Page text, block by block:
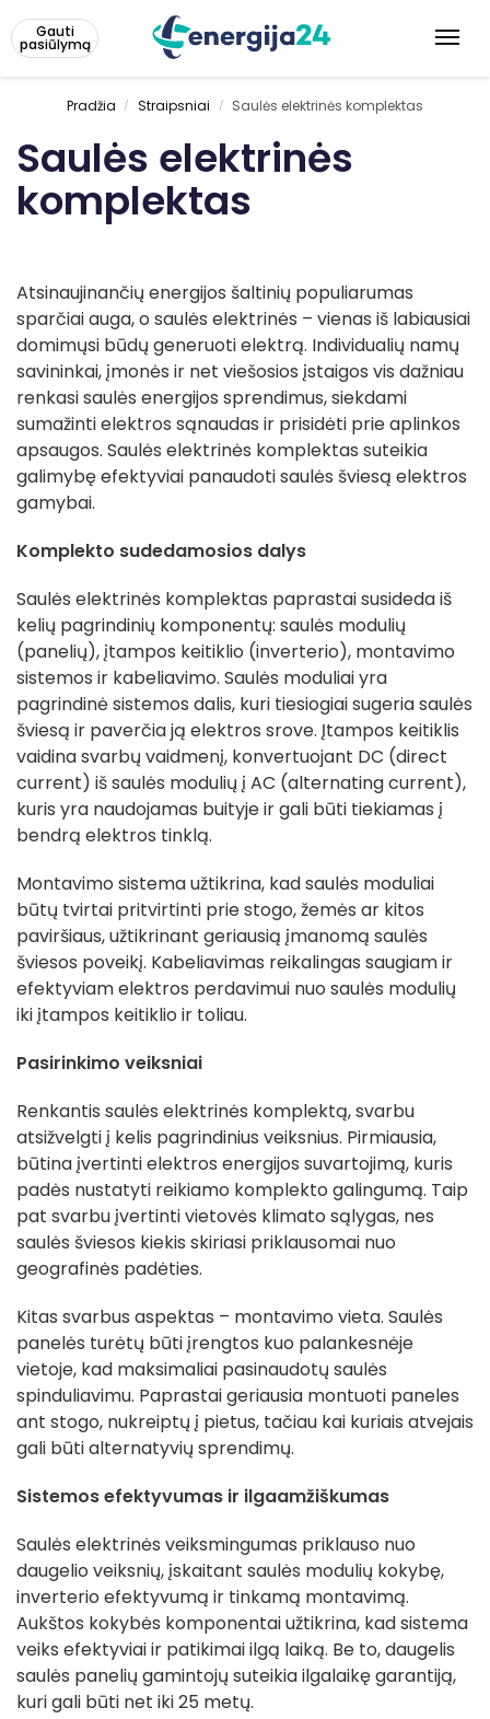
Gauti
pasiūlymą
Pradžia / Straipsniai / Saulės elektrinės komplektas
Saulės elektrinės
komplektas
Atsinaujinančių energijos šaltinių populiarumas
sparčiai auga, o saulės elektrinės – vienas iš labiausiai
domimųsi būdų generuoti elektrą. Individualių namų
savininkai, įmonės ir net viešosios įstaigos vis dažniau
renkasi saulės energijos sprendimus, siekdami
sumažinti elektros sąnaudas ir prisidėti prie aplinkos
apsaugos. Saulės elektrinės komplektas suteikia
galimybę efektyviai panaudoti saulės šviesą elektros
gamybai.
Komplekto sudedamosios dalys
Saulės elektrinės komplektas paprastai susideda iš
kelių pagrindinių komponentų: saulės modulių
(panelių), įtampos keitiklio (inverterio), montavimo
sistemos ir kabeliavimo. Saulės moduliai yra
pagrindinė sistemos dalis, kuri tiesiogiai sugeria saulės
šviesą ir paverčia ją elektros srove. Įtampos keitiklis
vaidina svarbų vaidmenį, konvertuojant DC (direct
current) iš saulės modulių į AC (alternating current),
kuris yra naudojamas buityje ir gali būti tiekiamas į
bendrą elektros tinklą.
Montavimo sistema užtikrina, kad saulės moduliai
būtų tvirtai pritvirtinti prie stogo, žemės ar kitos
paviršiaus, užtikrinant geriausią įmanomą saulės
šviesos poveikį. Kabeliavimas reikalingas saugiam ir
efektyviam elektros perdavimui nuo saulės modulių
iki įtampos keitiklio ir toliau.
Pasirinkimo veiksniai
Renkantis saulės elektrinės komplektą, svarbu
atsižvelgti į kelis pagrindinius veiksnius. Pirmiausia,
būtina įvertinti elektros energijos suvartojimą, kuris
padės nustatyti reikiamo komplekto galingumą. Taip
pat svarbu įvertinti vietovės klimato sąlygas, nes
saulės šviesos kiekis skiriasi priklausomai nuo
geografinės padėties.
Kitas svarbus aspektas – montavimo vieta. Saulės
panelės turėtų būti įrengtos kuo palankesnėje
vietoje, kad maksimaliai pasinaudotų saulės
spinduliavimu. Paprastai geriausia montuoti paneles
ant stogo, nukreiptų į pietus, tačiau kai kuriais atvejais
gali būti alternatyvių sprendimų.
Sistemos efektyvumas ir ilgaamžiškumas
Saulės elektrinės veiksmingumas priklauso nuo
daugelio veiksnių, įskaitant saulės modulių kokybę,
inverterio efektyvumą ir tinkamą montavimą.
Aukštos kokybės komponentai užtikrina, kad sistema
veiks efektyviai ir patikimai ilgą laiką. Be to, daugelis
saulės panelių gamintojų suteikia ilgalaikę garantiją,
kuri gali būti net iki 25 metų.